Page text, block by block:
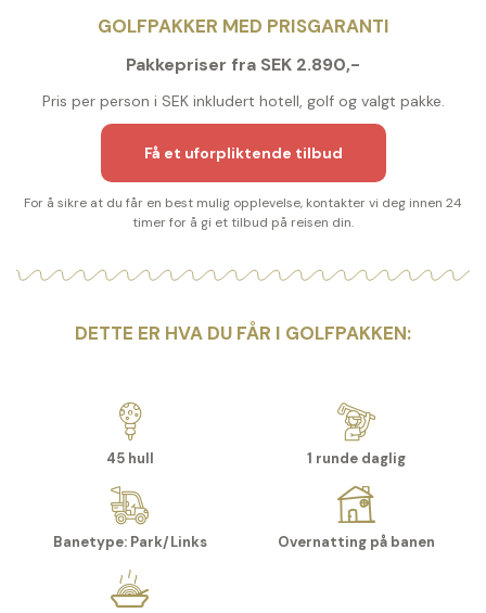
GOLFPAKKER MED PRISGARANTI
Pakkepriser fra SEK 2.890,-
Pris per person i SEK inkludert hotell, golf og valgt pakke.
Få et uforpliktende tilbud
For å sikre at du får en best mulig opplevelse, kontakter vi deg innen 24
timer for å gi et tilbud på reisen din.
DETTE ER HVA DU FÅR I GOLFPAKKEN:
45 hull 1 runde daglig
Banetype: Park/Links Overnatting på banen